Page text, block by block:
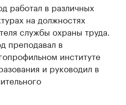
работал в различных
на должностях
службы охраны труда.
преподавал в
институте
и руководил в